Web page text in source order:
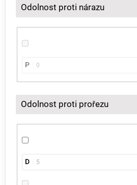
Odolnost proti nárazu
P 0
Odolnost proti prořezu
D 5